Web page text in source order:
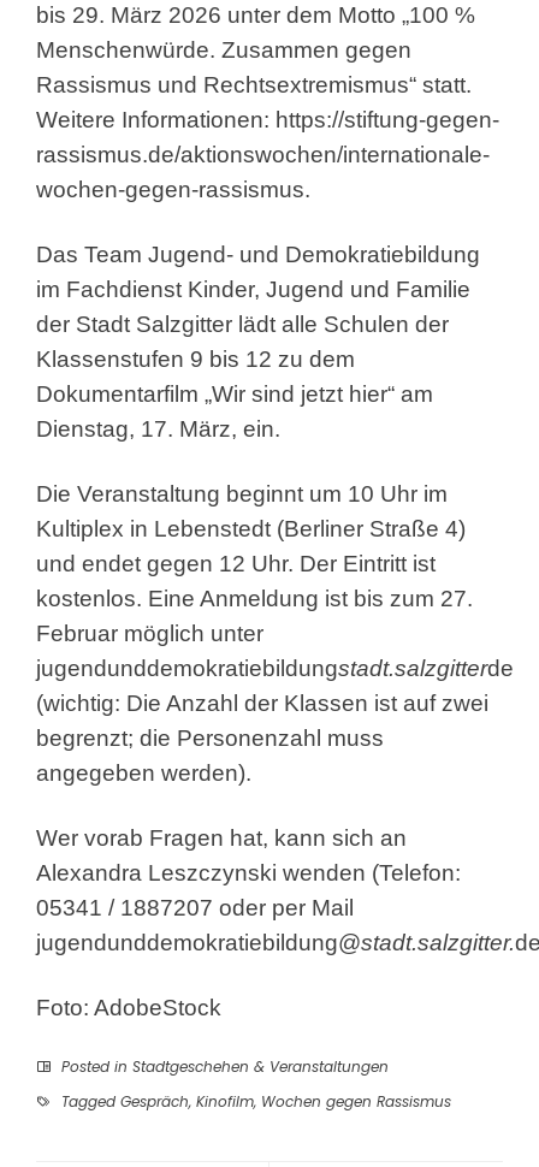
bis 29. März 2026 unter dem Motto „100 %
Menschenwürde. Zusammen gegen
Rassismus und Rechtsextremismus“ statt.
Weitere Informationen: https://stiftung-gegen-
rassismus.de/aktionswochen/internationale-
wochen-gegen-rassismus.
Das Team Jugend- und Demokratiebildung
im Fachdienst Kinder, Jugend und Familie
der Stadt Salzgitter lädt alle Schulen der
Klassenstufen 9 bis 12 zu dem
Dokumentarfilm „Wir sind jetzt hier“ am
Dienstag, 17. März, ein.
Die Veranstaltung beginnt um 10 Uhr im
Kultiplex in Lebenstedt (Berliner Straße 4)
und endet gegen 12 Uhr. Der Eintritt ist
kostenlos. Eine Anmeldung ist bis zum 27.
Februar möglich unter
jugendunddemokratiebildungstadt.salzgitterde
(wichtig: Die Anzahl der Klassen ist auf zwei
begrenzt; die Personenzahl muss
angegeben werden).
Wer vorab Fragen hat, kann sich an
Alexandra Leszczynski wenden (Telefon:
05341 / 1887207 oder per Mail
jugendunddemokratiebildung@stadt.salzgitter.
Foto: AdobeStock
Posted in Stadtgeschehen & Veranstaltungen
Tagged Gespräch, Kinofilm, Wochen gegen Rassismus